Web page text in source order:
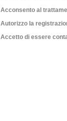
Acconsento al
Autorizzo la
Accetto di essere